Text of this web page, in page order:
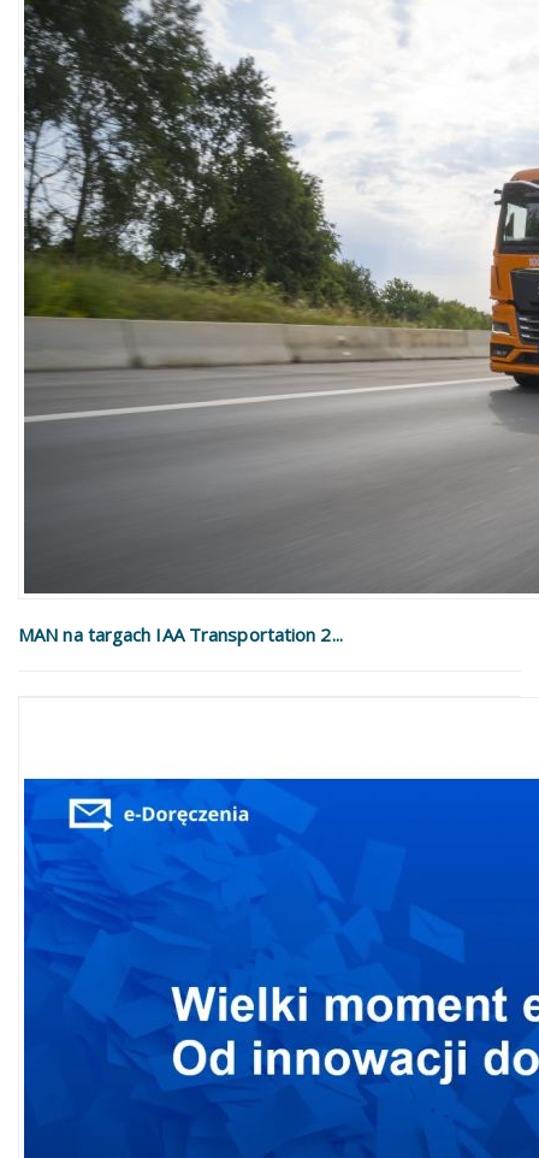
MAN na targach IAA Transportation 2...